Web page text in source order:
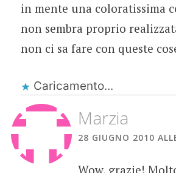
in mente una coloratissima
non sembra proprio
non ci sa fare con queste
Caricamento...
Marzia
28 GIUGNO 2010
Wow, grazie!